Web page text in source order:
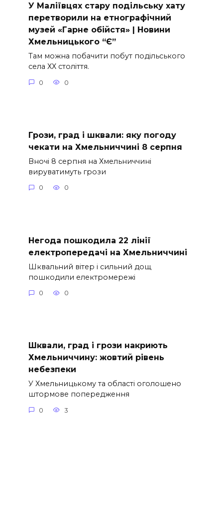
У Маліївцях стару подільську хату
перетворили на етнографічний
музей «Гарне обійстя» | Новини
Хмельницького “Є”
Там можна побачити побут подільського
села ХХ століття.
0 0
Грози, град і шквали: яку погоду
чекати на Хмельниччині 8 серпня
Вночі 8 серпня на Хмельниччині
вируватимуть грози
0 0
Негода пошкодила 22 лінії
електропередачі на Хмельниччині
Шквальний вітер і сильний дощ
пошкодили електромережі
0 0
Шквали, град і грози накриють
Хмельниччину: жовтий рівень
небезпеки
У Хмельницькому та області оголошено
штормове попередження
0 3